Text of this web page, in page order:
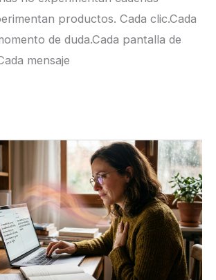
productos. Cada clic.Cada
de duda.Cada pantalla de
mensaje